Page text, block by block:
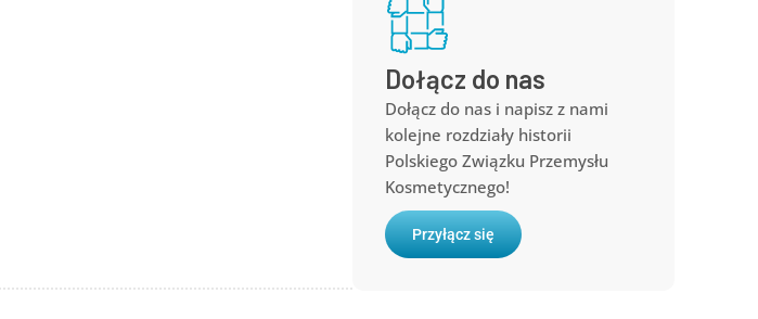
Dołącz do nas
Dołącz do nas i napisz z nami
kolejne rozdziały historii
Polskiego Związku Przemysłu
Kosmetycznego!
Przyłącz się